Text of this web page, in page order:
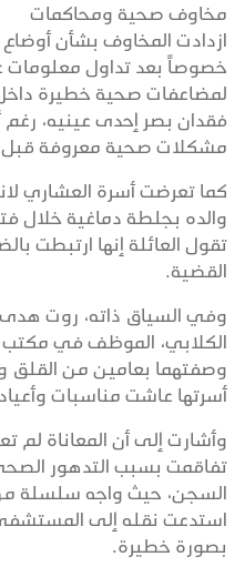
مخاوف صحية ومحاكمات
ازدادت المخاوف بشأن
خصوصاً بعد تداول
لمضاعفات صحية خطيرة
فقدان بصر إحدى عينيه،
مشكلات صحية معروفة قبل
كما تعرضت أسرة العشاري
والده بجلطة دماغية خلال
تقول العائلة إنها ارتبطت
القضية.
وفي السياق ذاته، روت
الكلابي، الموظف في مكتب
وصفتهما بعامين من القلق
أسرتها عاشت مناسبات
وأشارت إلى أن المعاناة لم
تفاقمت بسبب التدهور
السجن، حيث واجه سلسلة
استدعت نقله إلى
بصورة خطيرة.